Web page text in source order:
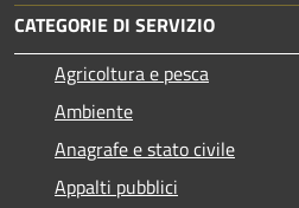
CATEGORIE DI SERVIZIO
Agricoltura e pesca
Ambiente
Anagrafe e stato civile
Appalti pubblici